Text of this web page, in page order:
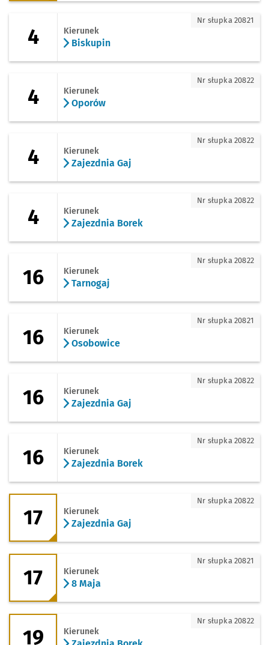
4 Kierunek
Biskupin
Nr słupka 20821
4 Kierunek
Oporów
Nr słupka 20822
4 Kierunek
Zajezdnia Gaj
Nr słupka 20822
4 Kierunek
Zajezdnia Borek
Nr słupka 20822
16 Kierunek
Tarnogaj
Nr słupka 20822
16 Kierunek
Osobowice
Nr słupka 20821
16 Kierunek
Zajezdnia Gaj
Nr słupka 20822
16 - kierunek Zajezdnia Borek
16 Kierunek
Zajezdnia Borek
Nr słupka 20822
17 - kierunek Zajezdnia Gaj
17 Kierunek
Zajezdnia Gaj
Nr słupka 20822
17 - kierunek 8 Maja
17 Kierunek
8 Maja
Nr słupka 20821
19 - kierunek Zajezdnia Borek
19 Kierunek
Nr słupka 20822